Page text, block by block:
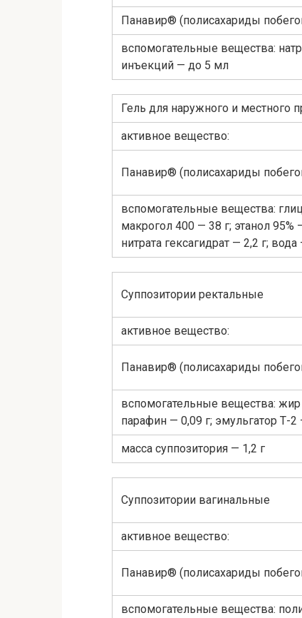
Панавир® (полисахариды
вспомогательные вещества:
инъекций — до 5 мл
Гель для наружного и местного
активное вещество:
Панавир® (полисахариды
вспомогательные вещества:
макрогол 400 — 38 г; этанол 95%
нитрата гексагидрат — 2,2 г;
Суппозитории ректальные
активное вещество:
Панавир® (полисахариды
вспомогательные вещества:
парафин — 0,09 г; эмульгатор Т-2
масса суппозитория — 1,2 г
Суппозитории вагинальные
активное вещество:
Панавир® (полисахариды
вспомогательные вещества: